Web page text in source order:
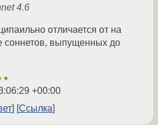
4.6
отличается от на
соннетов, выпущенных до
+00:00
Ссылка